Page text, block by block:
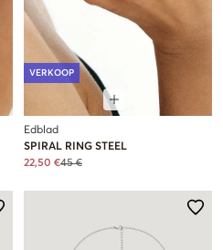
VERKOOP
Edblad
SPIRAL RING STEEL
22,50 €45 €